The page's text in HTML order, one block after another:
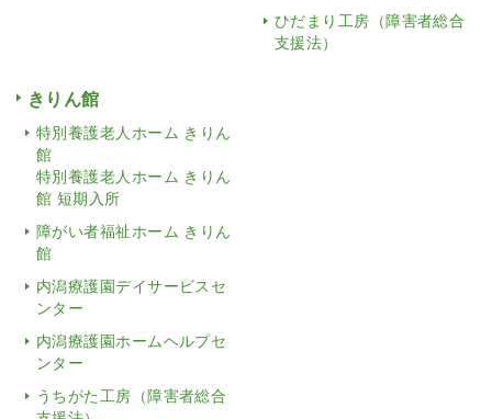
ひだまり工房（障害者総合
支援法）
きりん館
特別養護老人ホーム きりん
館
特別養護老人ホーム きりん
館 短期入所
障がい者福祉ホーム きりん
館
内潟療護園デイサービスセ
ンター
内潟療護園ホームヘルプセ
ンター
うちがた工房（障害者総合